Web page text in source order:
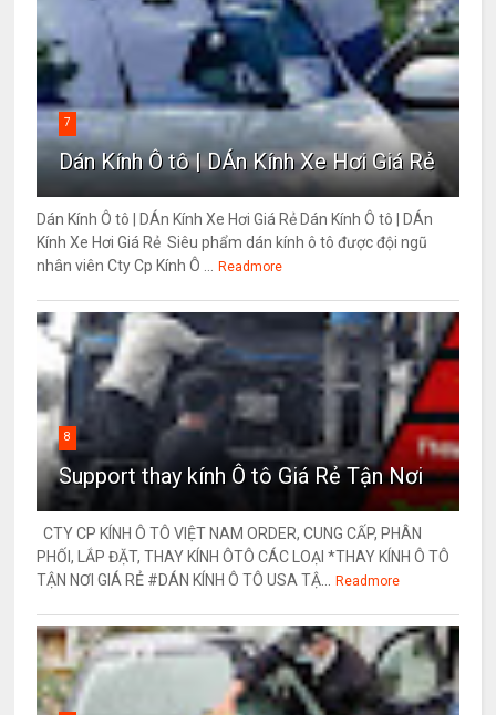
7
Dán Kính Ô tô | DÁn Kính Xe Hơi Giá Rẻ
Dán Kính Ô tô | DÁn Kính Xe Hơi Giá Rẻ Dán Kính Ô tô | DÁn
Kính Xe Hơi Giá Rẻ Siêu phẩm dán kính ô tô được đội ngũ
nhân viên Cty Cp Kính Ô ...
Readmore
8
Support thay kính Ô tô Giá Rẻ Tận Nơi
CTY CP KÍNH Ô TÔ VIỆT NAM ORDER, CUNG CẤP, PHÂN
PHỐI, LẮP ĐẶT, THAY KÍNH ÔTÔ CÁC LOẠI *THAY KÍNH Ô TÔ
TẬN NƠI GIÁ RẺ #DÁN KÍNH Ô TÔ USA TẬ...
Readmore